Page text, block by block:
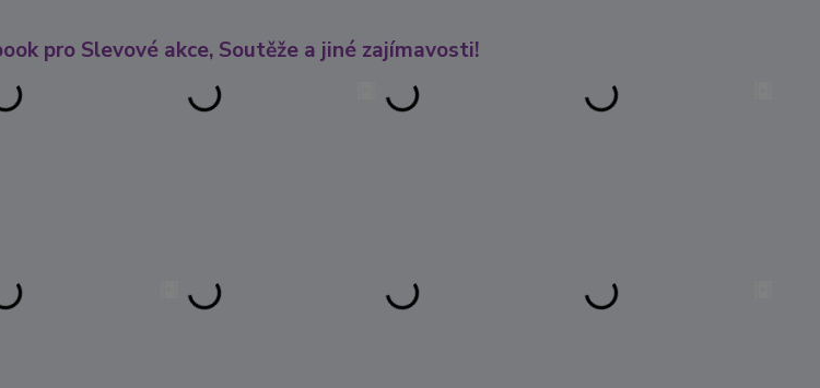
pro Slevové akce, Soutěže a jiné zajímavosti!